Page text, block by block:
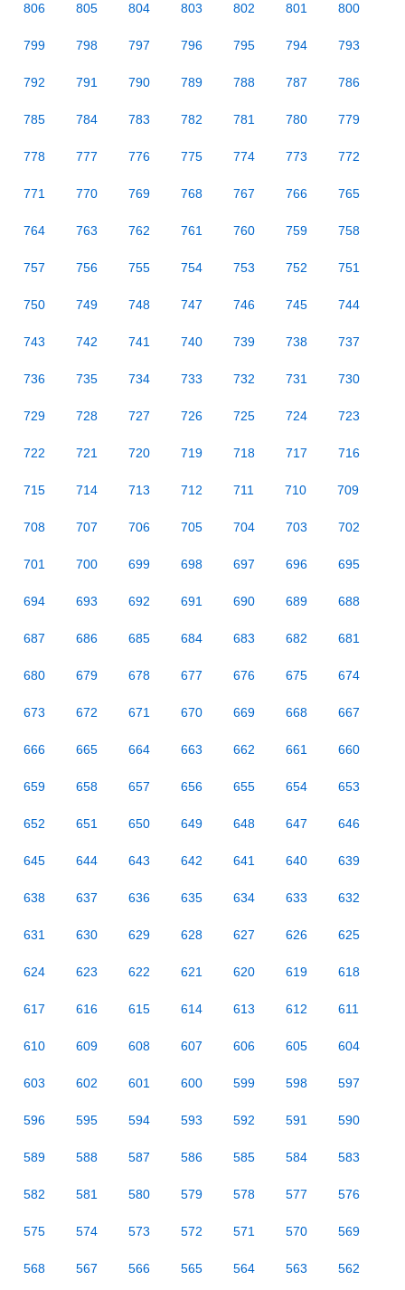
806 805 804 803 802 801 800
799 798 797 796 795 794 793
792 791 790 789 788 787 786
785 784 783 782 781 780 779
778 777 776 775 774 773 772
771 770 769 768 767 766 765
764 763 762 761 760 759 758
757 756 755 754 753 752 751
750 749 748 747 746 745 744
743 742 741 740 739 738 737
736 735 734 733 732 731 730
729 728 727 726 725 724 723
722 721 720 719 718 717 716
715 714 713 712 711 710 709
708 707 706 705 704 703 702
701 700 699 698 697 696 695
694 693 692 691 690 689 688
687 686 685 684 683 682 681
680 679 678 677 676 675 674
673 672 671 670 669 668 667
666 665 664 663 662 661 660
659 658 657 656 655 654 653
652 651 650 649 648 647 646
645 644 643 642 641 640 639
638 637 636 635 634 633 632
631 630 629 628 627 626 625
624 623 622 621 620 619 618
617 616 615 614 613 612 611
610 609 608 607 606 605 604
603 602 601 600 599 598 597
596 595 594 593 592 591 590
589 588 587 586 585 584 583
582 581 580 579 578 577 576
575 574 573 572 571 570 569
568 567 566 565 564 563 562